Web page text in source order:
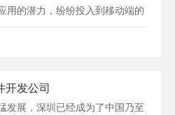
用的潜力，纷纷投入到移动端的
。作为中国科技创新的前...
开发公司
发展，深圳已经成为了中国乃至